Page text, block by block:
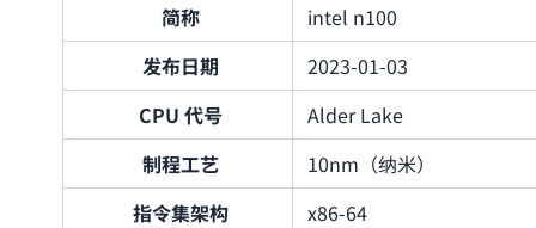
简称
intel n100
发布日期
2023-01-03
CPU 代号
Alder Lake
制程工艺
10nm（纳米）
指令集架构
x86-64